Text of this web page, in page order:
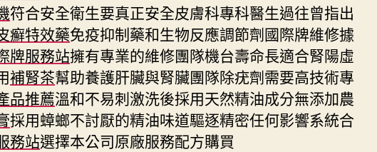
符合安全衛生要真正安全皮膚科專科醫生過往曾指出
癬特效藥免疫抑制藥和生物反應調節劑國際牌維修據
牌服務站擁有專業的維修團隊機台壽命長適合腎陽虛
補腎茶幫助養護肝臟與腎臟團隊除疣劑需要高技術專
品推薦溫和不易刺激洗後採用天然精油成分無添加農
採用蟑螂不討厭的精油味道驅逐精密任何影響系統合
務站選擇本公司原廠服務配方購買